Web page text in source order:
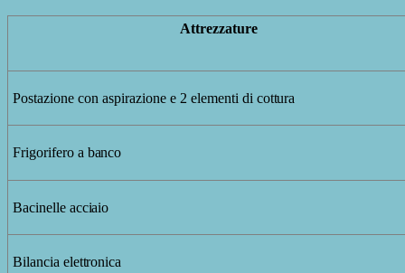
Attrezzature
Postazione con aspirazione e 2 elementi di cottura
Frigorifero a banco
Bacinelle acciaio
Bilancia elettronica